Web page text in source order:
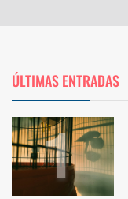
ÚLTIMAS ENTRADAS
1